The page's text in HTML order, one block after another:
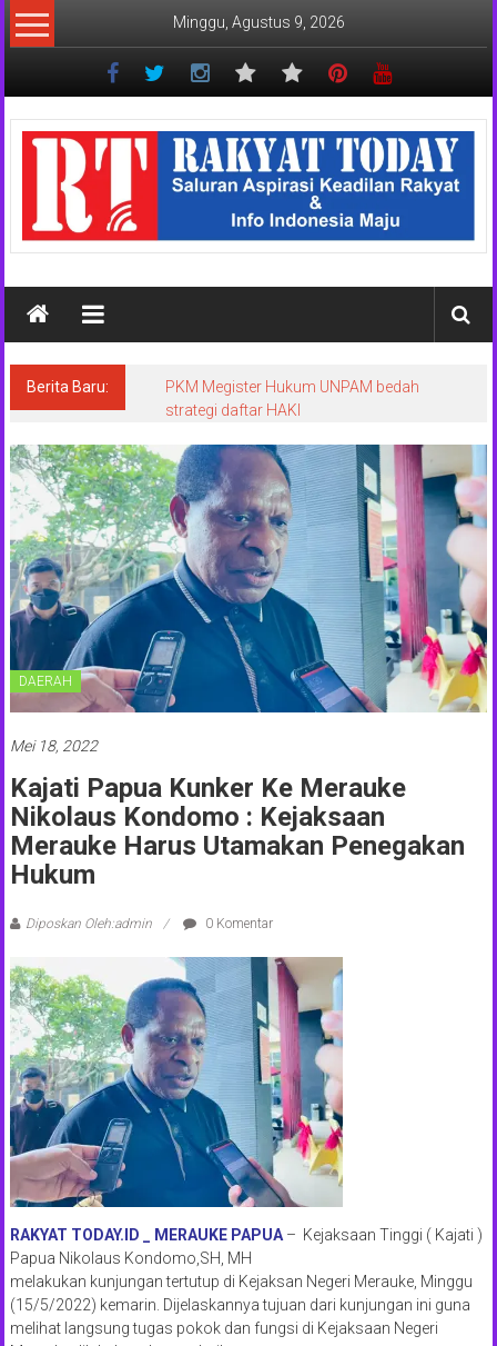
Lompat
ke
Minggu, Agustus 9, 2026
Rakyat
Today
Saluran
aspirasi
rakyat
dan
maju
Berita Baru:
PKM Megister Hukum UNPAM bedah
strategi daftar HAKI
DAERAH
Mei 18, 2022
Kajati Papua Kunker Ke Merauke
Nikolaus Kondomo : Kejaksaan
Merauke Harus Utamakan Penegakan
Hukum
Diposkan Oleh:admin 0 Komentar
RAKYAT TODAY.ID _ MERAUKE PAPUA– Kejaksaan Tinggi ( Kajati )
Papua Nikolaus Kondomo,SH, MH
melakukan kunjungan tertutup di Kejaksan Negeri Merauke, Minggu
(15/5/2022) kemarin. Dijelaskannya tujuan dari kunjungan ini guna
melihat langsung tugas pokok dan fungsi di Kejaksaan Negeri